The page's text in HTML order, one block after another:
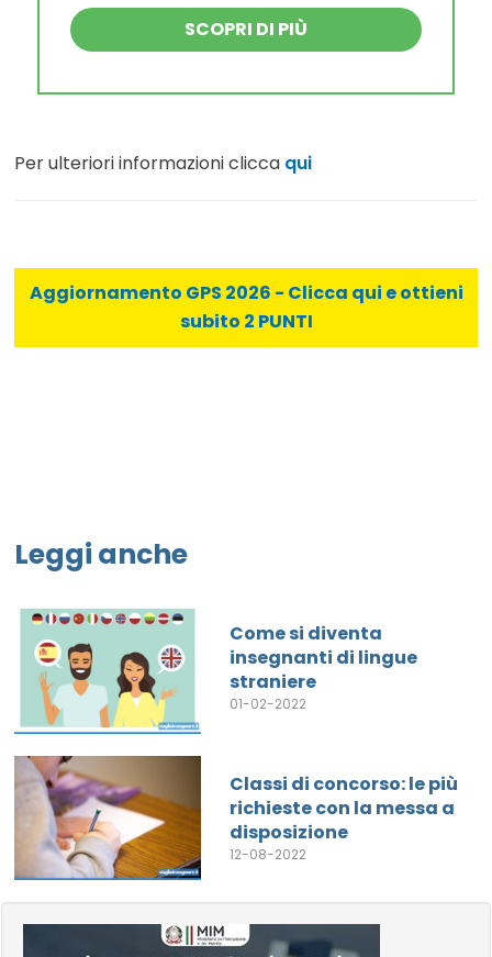
SCOPRI DI PIÙ
Per ulteriori informazioni clicca qui
Aggiornamento GPS 2026 - Clicca qui e ottieni
subito 2 PUNTI
Leggi anche
Come si diventa
insegnanti di lingue
straniere
01-02-2022
Classi di concorso: le più
richieste con la messa a
disposizione
12-08-2022